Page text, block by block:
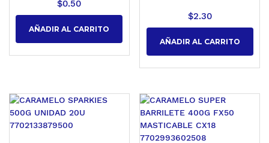
$0.50
AÑADIR AL CARRITO
$2.30
AÑADIR AL CARRITO